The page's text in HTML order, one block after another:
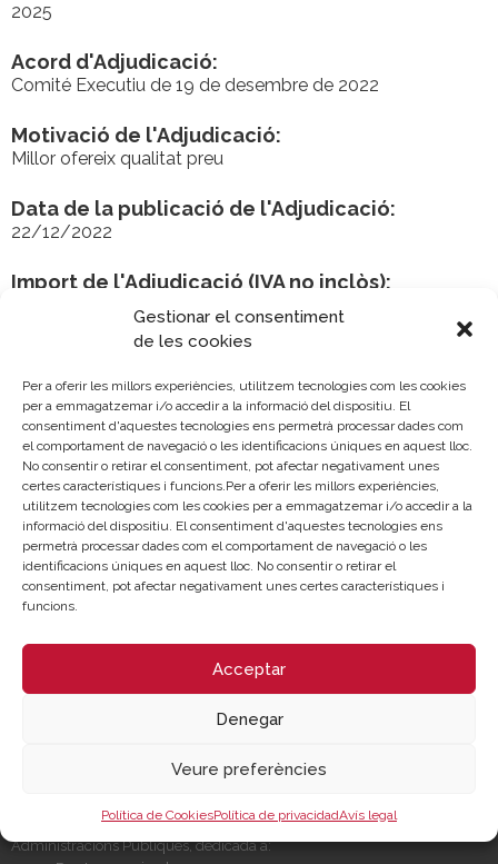
Gestionar el consentiment
de les cookies
Per a oferir les millors experiències, utilitzem tecnologies com les cookies
per a emmagatzemar i/o accedir a la informació del dispositiu. El
consentiment d'aquestes tecnologies ens permetrà processar dades com
el comportament de navegació o les identificacions úniques en aquest lloc.
No consentir o retirar el consentiment, pot afectar negativament unes
certes característiques i funcions.Per a oferir les millors experiències,
utilitzem tecnologies com les cookies per a emmagatzemar i/o accedir a la
informació del dispositiu. El consentiment d'aquestes tecnologies ens
permetrà processar dades com el comportament de navegació o les
identificacions úniques en aquest lloc. No consentir o retirar el
consentiment, pot afectar negativament unes certes característiques i
funcions.
Acceptar
Denegar
Veure preferències
Política de CookiesPolítica de privacidadAvís legal
2025
Acord d'Adjudicació:
Comité Executiu de 19 de desembre de 2022
Motivació de l'Adjudicació:
Millor ofereix qualitat preu
Data de la publicació de l'Adjudicació:
22/12/2022
Import de l'Adjudicació (IVA no inclòs):
WALHALLA DATA CENTER S.L
Data de formalització del contracte:
17/01/2023
Sobre la Cambra
Fons Estructurals
Canal de Denúncia
LA NOSTRA MISSIÓ
Cambra València és una corporació de dret públic, col·laboradora de les
Administracions Públiques, dedicada a: